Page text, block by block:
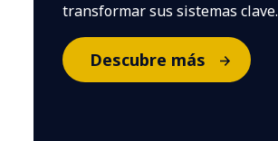
transformar sus sistemas clave.
Descubre más